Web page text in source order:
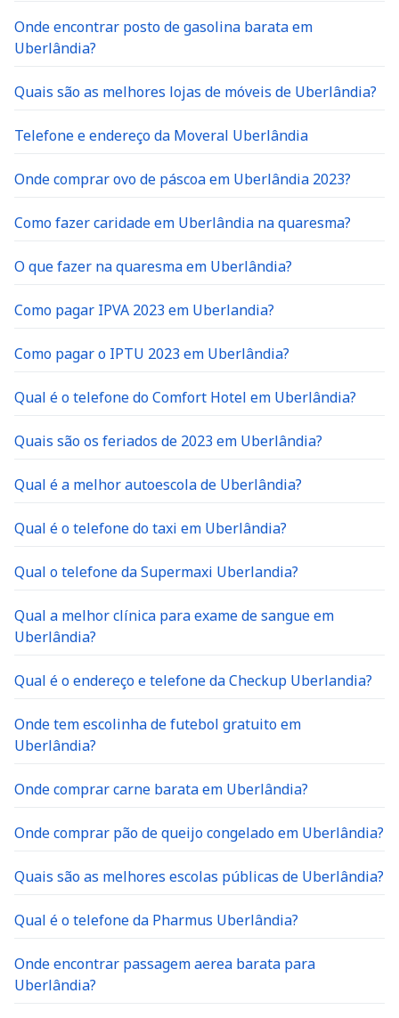
Onde encontrar posto de gasolina barata em
Uberlândia?
Quais são as melhores lojas de móveis de Uberlândia?
Telefone e endereço da Moveral Uberlândia
Onde comprar ovo de páscoa em Uberlândia 2023?
Como fazer caridade em Uberlândia na quaresma?
O que fazer na quaresma em Uberlândia?
Como pagar IPVA 2023 em Uberlandia?
Como pagar o IPTU 2023 em Uberlândia?
Qual é o telefone do Comfort Hotel em Uberlândia?
Quais são os feriados de 2023 em Uberlândia?
Qual é a melhor autoescola de Uberlândia?
Qual é o telefone do taxi em Uberlândia?
Qual o telefone da Supermaxi Uberlandia?
Qual a melhor clínica para exame de sangue em
Uberlândia?
Qual é o endereço e telefone da Checkup Uberlandia?
Onde tem escolinha de futebol gratuito em
Uberlândia?
Onde comprar carne barata em Uberlândia?
Onde comprar pão de queijo congelado em Uberlândia?
Quais são as melhores escolas públicas de Uberlândia?
Qual é o telefone da Pharmus Uberlândia?
Onde encontrar passagem aerea barata para
Uberlândia?